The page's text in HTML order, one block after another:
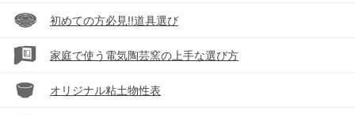
初めての方必見!!道具選び
家庭で使う電気陶芸窯の上手な選び方
オリジナル粘土物性表